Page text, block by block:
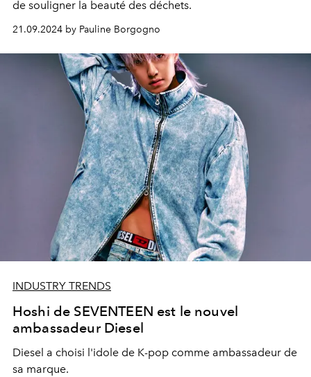
de souligner la beauté des déchets.
21.09.2024 by Pauline Borgogno
INDUSTRY TRENDS
Hoshi de SEVENTEEN est le nouvel
ambassadeur Diesel
Diesel a choisi l'idole de K-pop comme ambassadeur de
sa marque.